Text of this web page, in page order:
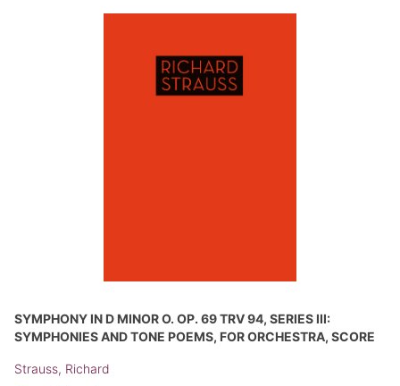
SYMPHONY IN D MINOR O. OP. 69 TRV 94, SERIES III:
SYMPHONIES AND TONE POEMS, FOR ORCHESTRA, SCORE
Strauss, Richard